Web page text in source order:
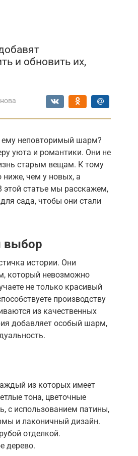
и обновить их,
ему неповторимый шарм?
уюта и романтики. Они не
старым вещам. К тому
ниже, чем у новых, а
этой статье мы расскажем,
сада, чтобы они стали
выбор
истории. Они
который невозможно
не только красивый
производству
из качественных
добавляет особый шарм,
из которых имеет
тона, цветочные
с использованием патины,
и лаконичный дизайн.
отделкой.
дерево.